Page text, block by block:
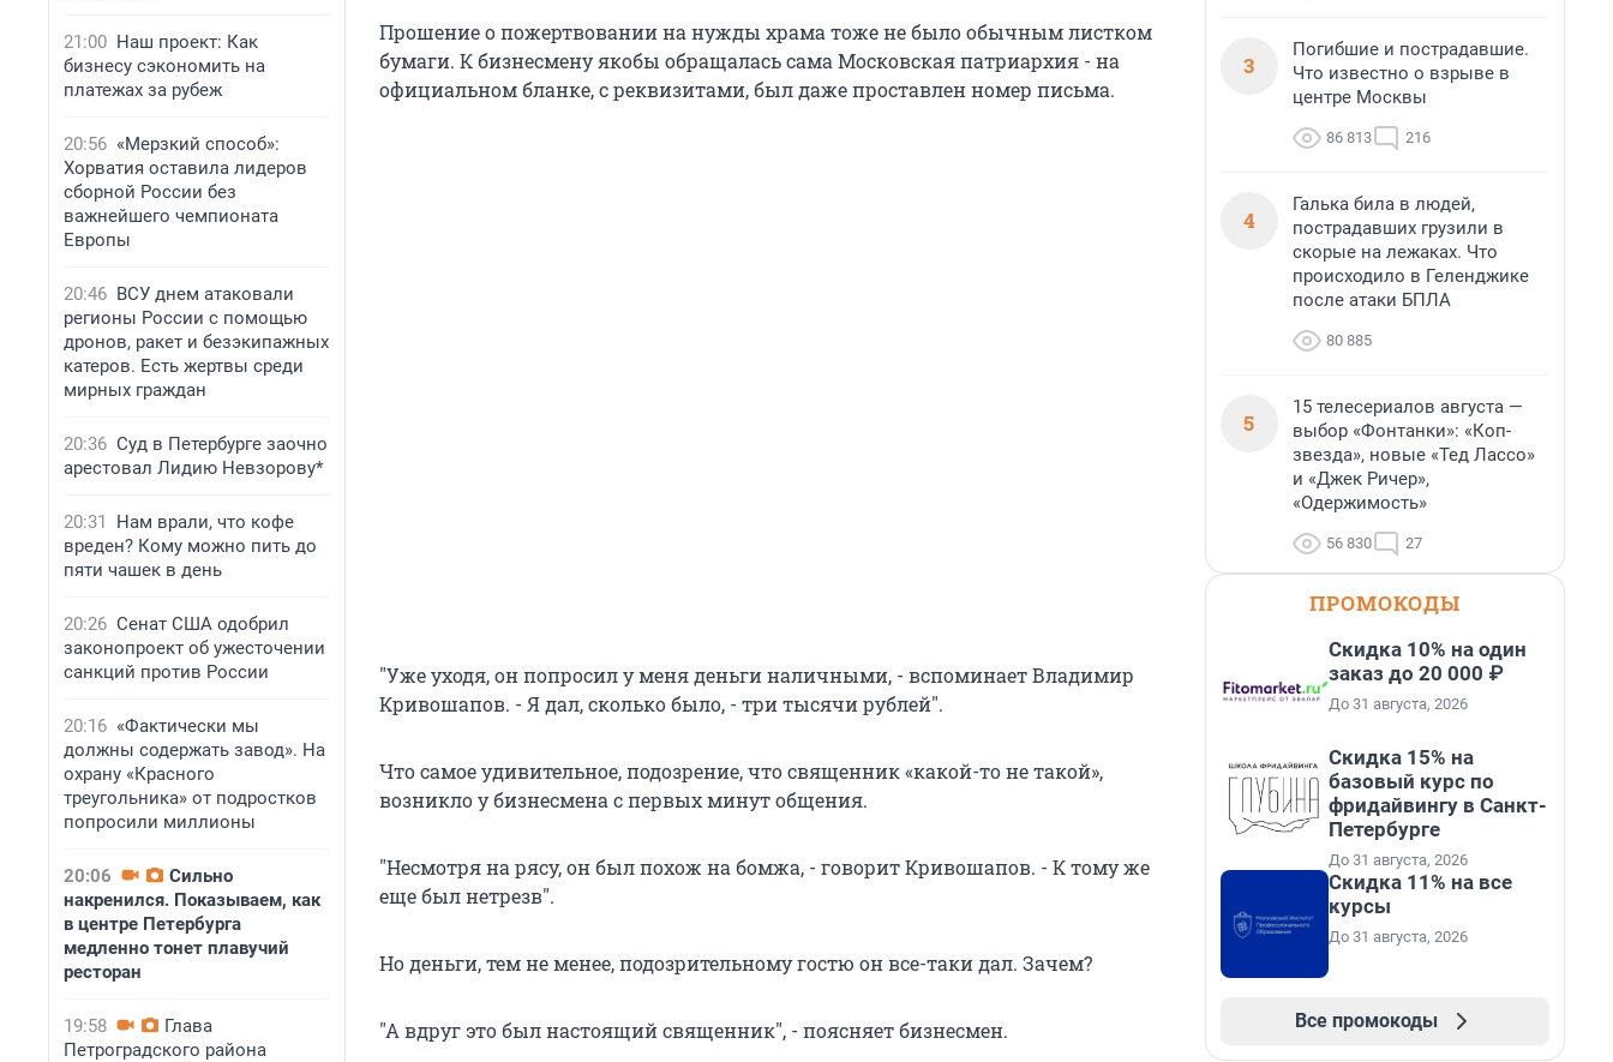
21:00 Наш проект: Как
бизнесу сэкономить на
платежах за рубеж
20:56 «Мерзкий способ»:
Хорватия оставила лидеров
сборной России без
важнейшего чемпионата
Европы
20:46 ВСУ днем атаковали
регионы России с помощью
дронов, ракет и безэкипажных
катеров. Есть жертвы среди
мирных граждан
20:36 Суд в Петербурге заочно
арестовал Лидию Невзорову*
20:31
Нам врали, что кофе
вреден? Кому можно пить до
пяти чашек в день
20:26 Сенат США одобрил
законопроект об ужесточении
санкций против России
20:16 «Фактически мы
должны содержать завод». На
охрану «Красного
треугольника» от подростков
попросили миллионы
20:06
Сильно
накренился. Показываем, как
в центре Петербурга
медленно тонет плавучий
ресторан
19:58
Глава
Петроградского района
Прошение о пожертвовании на нужды храма тоже не было обычным листком
бумаги. К бизнесмену якобы обращалась сама Московская патриархия - на
официальном бланке, с реквизитами, был даже проставлен номер письма.
"Уже уходя, он попросил у меня деньги наличными, - вспоминает Владимир
Кривошапов. - Я дал, сколько было, - три тысячи рублей".
Что самое удивительное, подозрение, что священник «какой-то не такой»,
возникло у бизнесмена с первых минут общения.
"Несмотря на рясу, он был похож на бомжа, - говорит Кривошапов. - К тому же
еще был нетрезв".
Но деньги, тем не менее, подозрительному гостю он все-таки дал. Зачем?
"А вдруг это был настоящий священник", - поясняет бизнесмен.
3
Погибшие и пострадавшие.
Что известно о взрыве в
центре Москвы
86 813 216
4
Галька била в людей,
пострадавших грузили в
скорые на лежаках. Что
происходило в Геленджике
после атаки БПЛА
80 885
5
15 телесериалов августа —
выбор «Фонтанки»: «Коп-
звезда», новые «Тед Лассо»
и «Джек Ричер»,
«Одержимость»
56 830 27
ПРОМОКОДЫ
Скидка 10% на один
заказ до 20 000 ₽
До 31 августа, 2026
Скидка 15% на
базовый курс по
фридайвингу в Санкт-
Петербурге
До 31 августа, 2026
Скидка 11% на все
курсы
До 31 августа, 2026
Все промокоды